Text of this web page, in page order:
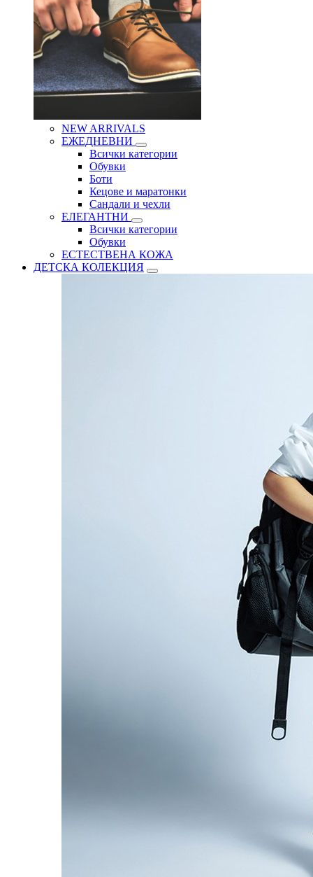
NEW ARRIVALS
ЕЖЕДНЕВНИ
Всички категории
Обувки
Боти
Кецове и маратонки
Сандали и чехли
ЕЛЕГАНТНИ
Всички категории
Обувки
ЕСТЕСТВЕНА КОЖА
ДЕТСКА КОЛЕКЦИЯ